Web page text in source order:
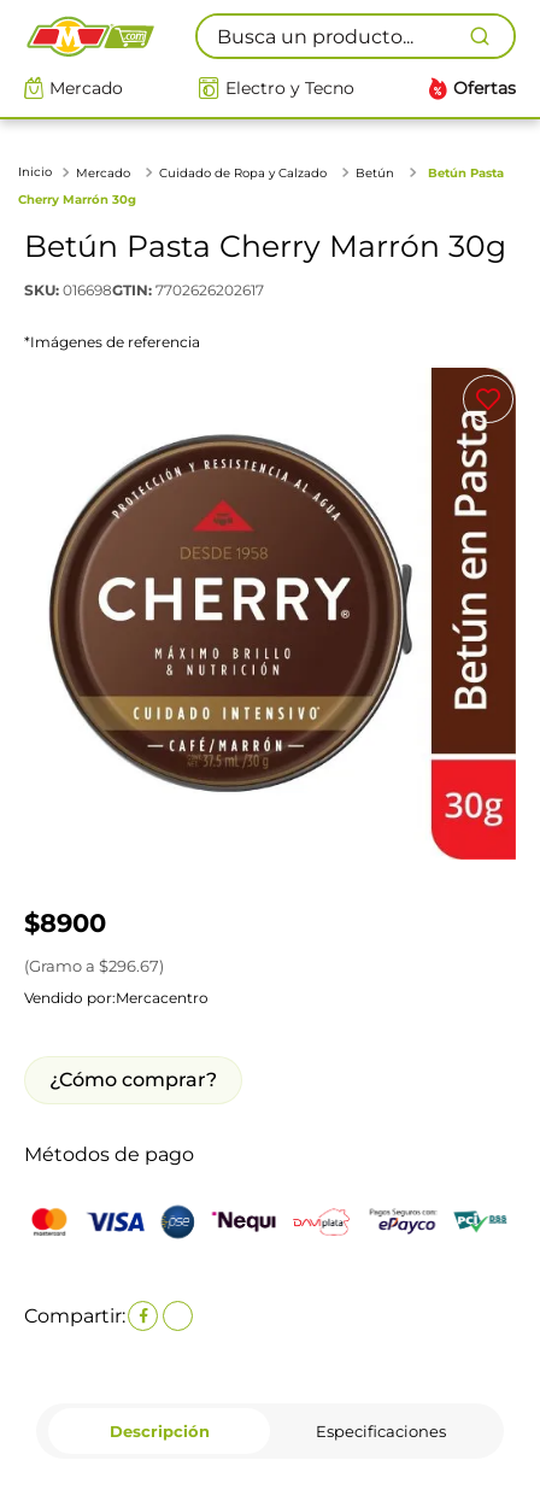
Busca un producto...
Mercado Electro y Tecno Ofertas
Mercado Cuidado de Ropa y Calzado Betún
Betún Pasta
Cherry Marrón 30g
Betún Pasta Cherry Marrón 30g
SKU: 016698GTIN: 7702626202617
*Imágenes de referencia
$8900
(Gramoa $296.67)
Vendido por:Mercacentro
¿Cómo comprar?
Métodos de pago
Compartir:
Descripción Especificaciones